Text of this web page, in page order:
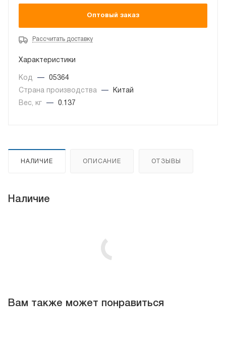
Оптовый заказ
Рассчитать доставку
Характеристики
Код —
05364
Страна производства
—
Китай
Вес, кг
— 0.137
НАЛИЧИЕ ОПИСАНИЕ ОТЗЫВЫ
Наличие
Вам также может понравиться